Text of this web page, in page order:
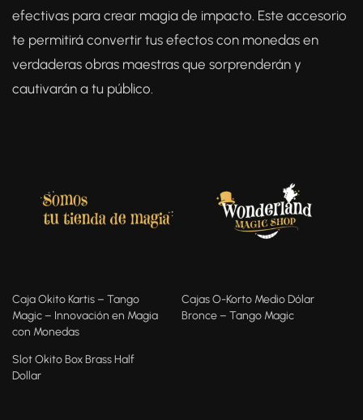
efectivas para crear magia de impacto. Este accesorio
te permitirá convertir tus efectos con monedas en
verdaderas obras maestras que sorprenderán y
cautivarán a tu público.
Caja Okito Kartis – Tango
Magic – Innovación en Magia
con Monedas
Cajas O-Korto Medio Dólar
Bronce – Tango Magic
Slot Okito Box Brass Half
Dollar